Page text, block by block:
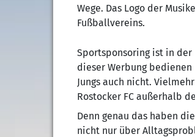
Wege. Das Logo der
Fußballvereins.
Sportsponsoring ist in der
dieser Werbung bedienen
Jungs auch nicht.
Rostocker FC außerhalb
Denn genau das haben
nicht nur über